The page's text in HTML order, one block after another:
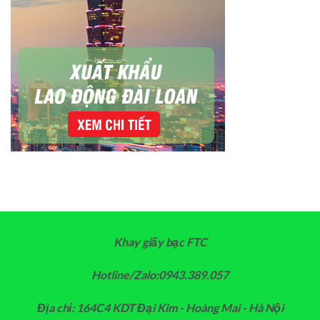
Khay giấy bạc FTC
Hotline/Zalo:0943.389.057
Địa chỉ: 164C4 KDT Đại Kim - Hoàng Mai - Hà Nội